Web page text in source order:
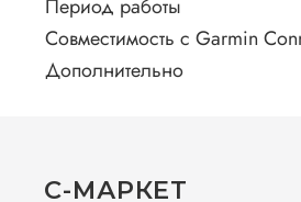
Период работы
Совместимость с Garmin
Дополнительно
С-МАРКЕТ